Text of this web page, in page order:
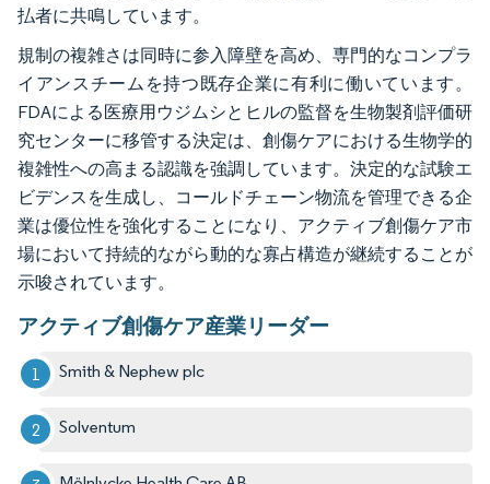
払者に共鳴しています。
規制の複雑さは同時に参入障壁を高め、専門的なコンプラ
イアンスチームを持つ既存企業に有利に働いています。
FDAによる医療用ウジムシとヒルの監督を生物製剤評価研
究センターに移管する決定は、創傷ケアにおける生物学的
複雑性への高まる認識を強調しています。決定的な試験エ
ビデンスを生成し、コールドチェーン物流を管理できる企
業は優位性を強化することになり、アクティブ創傷ケア市
場において持続的ながら動的な寡占構造が継続することが
示唆されています。
アクティブ創傷ケア産業リーダー
Smith & Nephew plc
Solventum